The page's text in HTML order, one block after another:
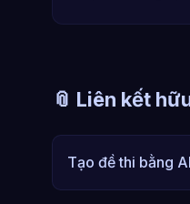
📎 Liên kết
Tạo đề thi bằng